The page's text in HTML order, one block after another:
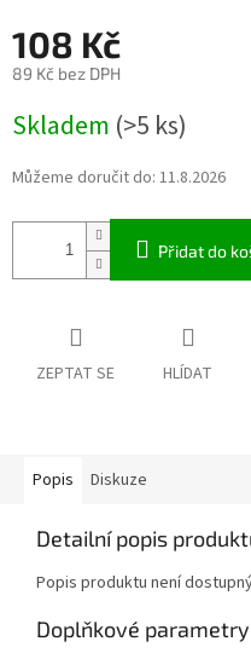
108 Kč
89 Kč bez DPH
cena:
Skladem (>5 ks)
Můžeme doručit do: 11.8.2026
Přidat do
ZEPTAT SE HLÍDAT
Popis Diskuze
Detailní popis
Popis produktu není
Doplňkové parametry